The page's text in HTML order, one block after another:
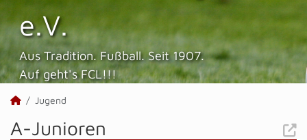
e.V.
Aus Tradition. Fußball. Seit 1907.
Auf geht's FCL!!!
Jugend
A-Junioren